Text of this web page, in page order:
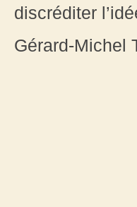
discréditer
Gérard-Michel